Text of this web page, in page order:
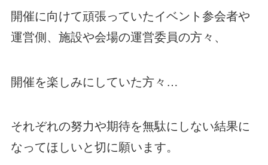
開催に向けて頑張っていたイベント参会者や
運営側、施設や会場の運営委員の方々、
開催を楽しみにしていた方々…
それぞれの努力や期待を無駄にしない結果に
なってほしいと切に願います。